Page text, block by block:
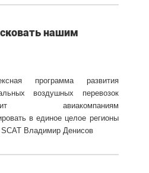
нашим
программа развития
воздушных перевозок
авиакомпаниям
в единое целое регионы
SCAT Владимир Денисов